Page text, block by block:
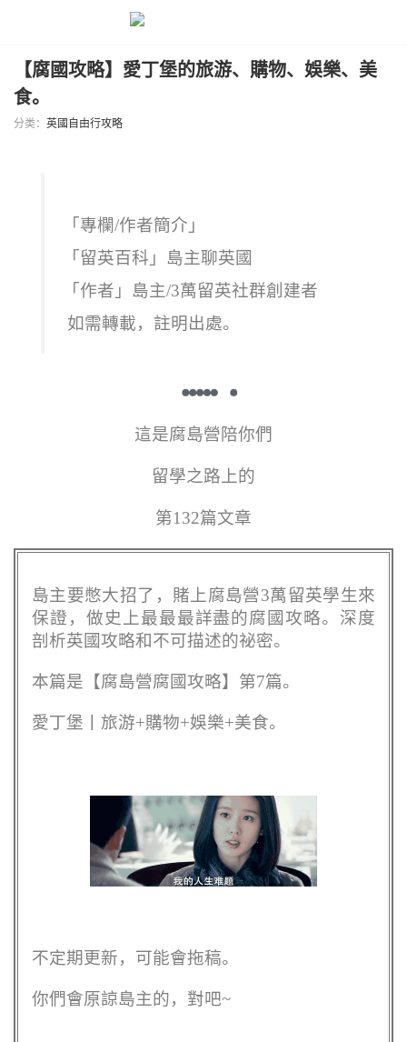
【腐國攻略】愛丁堡的旅游、購物、娛樂、美
食。
分类： 英國自由行攻略
「專欄/作者簡介」
「留英百科」島主聊英國
「作者」 島主/3萬留英社群創建者
如需轉載，註明出處。
這是腐島營陪你們
留學之路上的
第132篇文章
島主要憋大招了，賭上腐島營3萬留英學生來
保證，做史上最最最詳盡的腐國攻略。深度
剖析英國攻略和不可描述的祕密。
本篇是【腐島營腐國攻略】第7篇。
愛丁堡丨旅游+購物+娛樂+美食。
不定期更新，可能會拖稿。
你們會原諒島主的，對吧~